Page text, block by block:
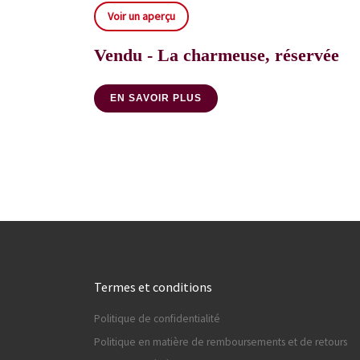
Voir un aperçu
Vendu - La charmeuse, réservée
EN SAVOIR PLUS
Termes et conditions
Politique de confidentialité
Politique en matière de remboursements et de retours